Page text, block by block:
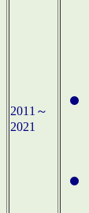
2011～
2021